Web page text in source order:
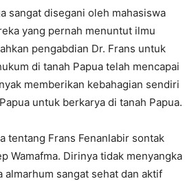
sangat disegani oleh mahasiswa
yang pernah menuntut ilmu
pengabdian Dr. Frans untuk
di tanah Papua telah mencapai
memberikan kebahagian sendiri
untuk berkarya di tanah Papua.
tentang Frans Fenanlabir sontak
Wamafma. Dirinya tidak menyangka
almarhum sangat sehat dan aktif